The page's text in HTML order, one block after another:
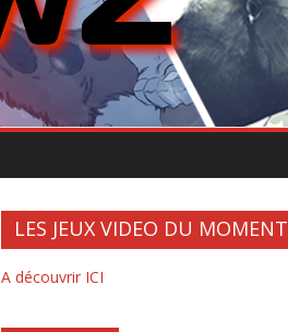
LES JEUX VIDEO DU MOMENT
A découvrir ICI